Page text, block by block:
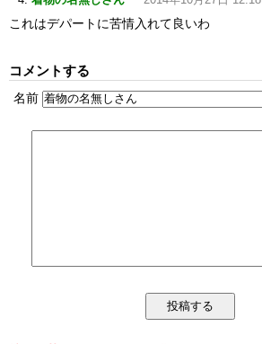
これはデパートに苦情入れて良いわ
コメントする
名前